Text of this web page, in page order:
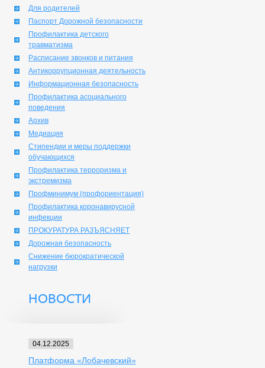
Для родителей
Паспорт Дорожной безопасности
Профилактика детского
травматизма
Расписание звонков и питания
Антикоррупционная деятельность
Информационная безопасность
Профилактика асоциального
поведения
Архив
Медиация
Стипендии и меры поддержки
обучающихся
Профилактика терроризма и
экстремизма
Профминимум (профориентация)
Профилактика коронавирусной
инфекции
ПРОКУРАТУРА РАЗЪЯСНЯЕТ
Дорожная безопасность
Снижение бюрократической
нагрузки
НОВОСТИ
04.12.2025
Платформа «Лобачевский»